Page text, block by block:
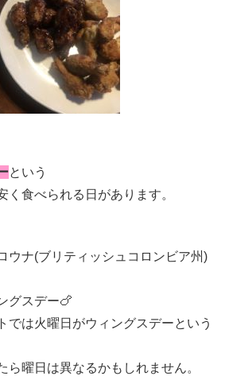
という
く食べられる日があります。
ウナ(ブリティッシュコロンビア州)
グスデー🍗
では火曜日がウィングスデーという
ら曜日は異なるかもしれません。